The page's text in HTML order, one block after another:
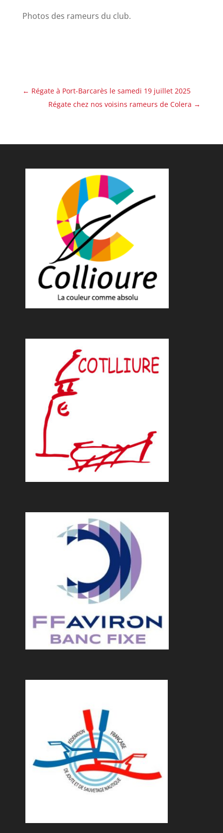
Photos des rameurs du club.
← Régate à Port-Barcarès le samedi 19 juillet 2025
Régate chez nos voisins rameurs de Colera →